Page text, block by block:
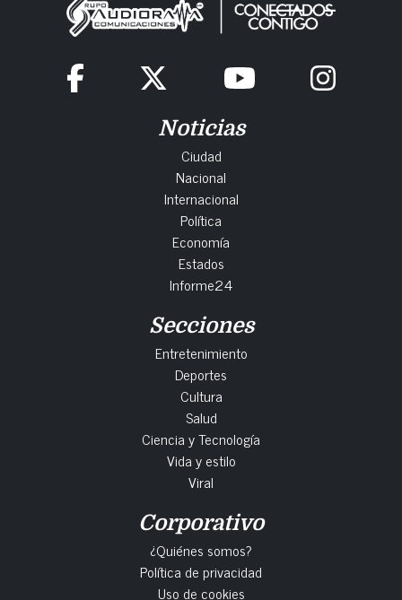
Noticias
Ciudad
Nacional
Internacional
Política
Economía
Estados
Informe24
Secciones
Entretenimiento
Deportes
Cultura
Salud
Ciencia y Tecnología
Vida y estilo
Viral
Corporativo
¿Quiénes somos?
Política de privacidad
Uso de cookies